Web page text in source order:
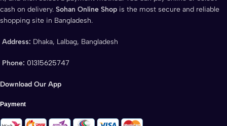
cash on delivery. Sohan Online Shop is the most secure and reliable
shopping site in Bangladesh.
Address: Dhaka, Lalbag, Bangladesh
Phone: 01315625747
Download Our App
Payment